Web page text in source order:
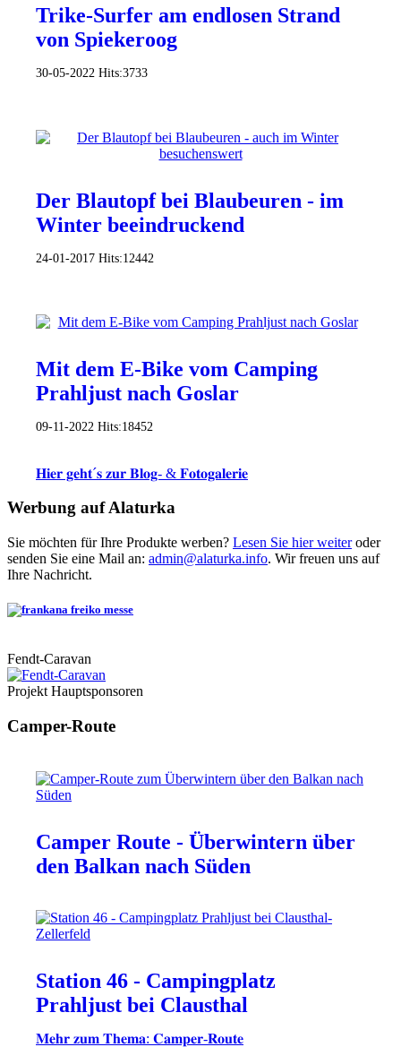
Trike-Surfer am endlosen Strand
von Spiekeroog
30-05-2022 Hits:3733
Der Blautopf bei Blaubeuren - im
Winter beeindruckend
24-01-2017 Hits:12442
Mit dem E-Bike vom Camping
Prahljust nach Goslar
09-11-2022 Hits:18452
𝐇𝐢𝐞𝐫 𝐠𝐞𝐡𝐭´𝐬 𝐳𝐮𝐫 𝐁𝐥𝐨𝐠- & 𝐅𝐨𝐭𝐨𝐠𝐚𝐥𝐞𝐫𝐢𝐞
Werbung auf Alaturka
Sie möchten für Ihre Produkte werben? Lesen Sie hier weiteroder
senden Sie eine Mail an: admin@alaturka.info. Wir freuen uns auf
Ihre Nachricht.
Fendt-Caravan
Projekt Hauptsponsoren
Camper-Route
Camper Route - Überwintern über
den Balkan nach Süden
Station 46 - Campingplatz
Prahljust bei Clausthal
𝐌𝐞𝐡𝐫 𝐳𝐮𝐦 𝐓𝐡𝐞𝐦𝐚: 𝐂𝐚𝐦𝐩𝐞𝐫-𝐑𝐨𝐮𝐭𝐞